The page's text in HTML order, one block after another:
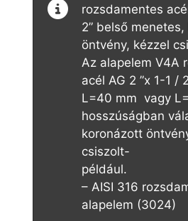
rozsdamentes
2” belső menetes,
öntvény, kézzel
Az alapelem V4A
acél AG 2 ”x 1-1 /
L=40 mm vagy
hosszúságban
koronázott
csiszolt-
például.
– AISI 316
alapelem (3024)